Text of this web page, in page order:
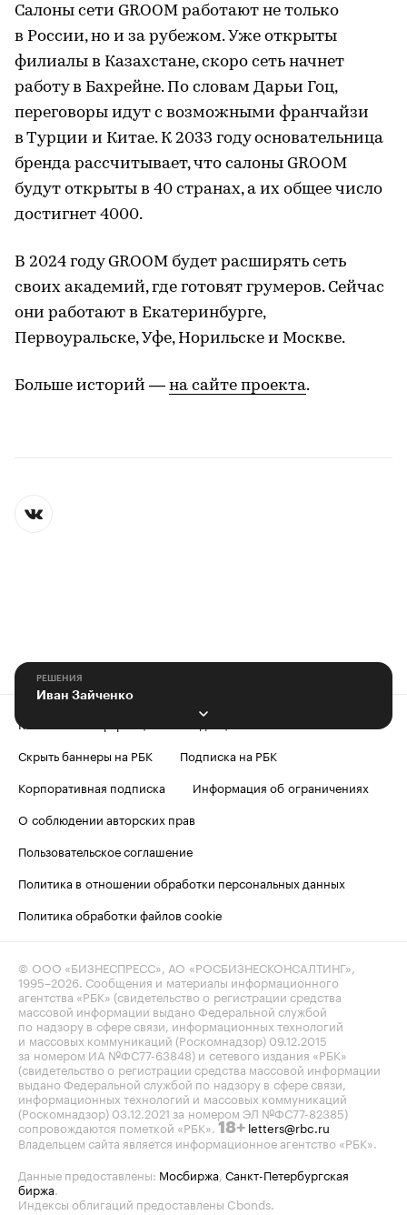
Салоны сети GROOM работают не только
в России, но и за рубежом. Уже открыты
филиалы в Казахстане, скоро сеть начнет
работу в Бахрейне. По словам Дарьи Гоц,
переговоры идут с возможными франчайзи
в Турции и Китае. К 2033 году основательница
бренда рассчитывает, что салоны GROOM
будут открыты в 40 странах, а их общее число
достигнет 4000.
В 2024 году GROOM будет расширять сеть
своих академий, где готовят грумеров. Сейчас
они работают в Екатеринбурге,
Первоуральске, Уфе, Норильске и Москве.
Больше историй — на сайте проекта.
РЕШЕНИЯ
Иван Зайченко
Контактная информация
Редакция
Скрыть баннеры на РБК
Подписка на РБК
Корпоративная подписка
Информация об ограничениях
О соблюдении авторских прав
Пользовательское соглашение
Политика в отношении обработки персональных данных
Политика обработки файлов cookie
© ООО «БИЗНЕСПРЕСС», АО «РОСБИЗНЕСКОНСАЛТИНГ»,
1995–2026 . Сообщения и материалы информационного
агентства «РБК» (свидетельство о регистрации средства
массовой информации выдано Федеральной службой
по надзору в сфере связи, информационных технологий
и массовых коммуникаций (Роскомнадзор) 09.12.2015
за номером ИА №ФС77-63848) и сетевого издания «РБК»
(свидетельство о регистрации средства массовой информации
выдано Федеральной службой по надзору в сфере связи,
информационных технологий и массовых коммуникаций
(Роскомнадзор) 03.12.2021 за номером ЭЛ №ФС77-82385)
сопровождаются пометкой «РБК». 18+ letters@rbc.ru
Владельцем сайта является информационное агентство «РБК».
Данные предоставлены: Мосбиржа Санкт-Петербургская
биржа
Индексы облигаций предоставлены Cbonds.